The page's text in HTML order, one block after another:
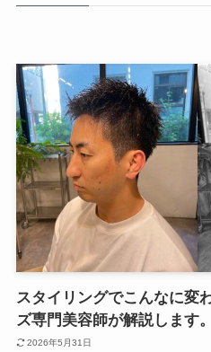
スタイリングでこんなに変
ズ専門美容師が解説します。
2026年5月31日